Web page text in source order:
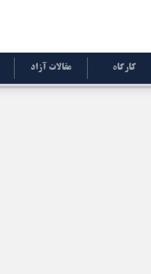
کارگاه مقالات آزاد